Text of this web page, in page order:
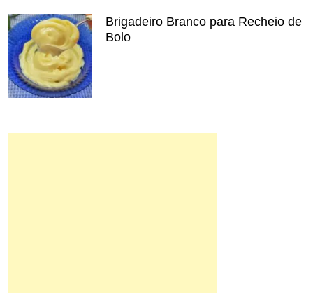
Brigadeiro Branco para Recheio de
Bolo